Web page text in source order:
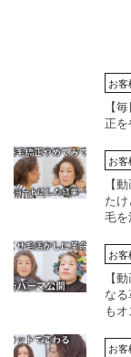
お客
【
正
お客
【
た
毛
お客
【
な
も
お客